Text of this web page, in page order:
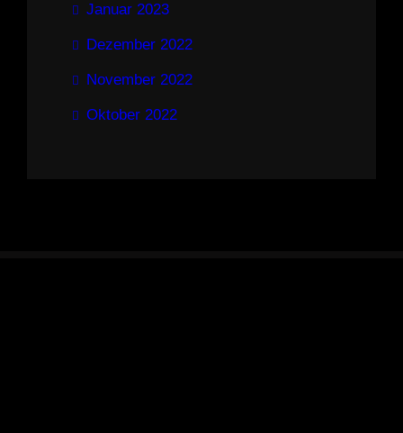
Januar 2023
Dezember 2022
November 2022
Oktober 2022